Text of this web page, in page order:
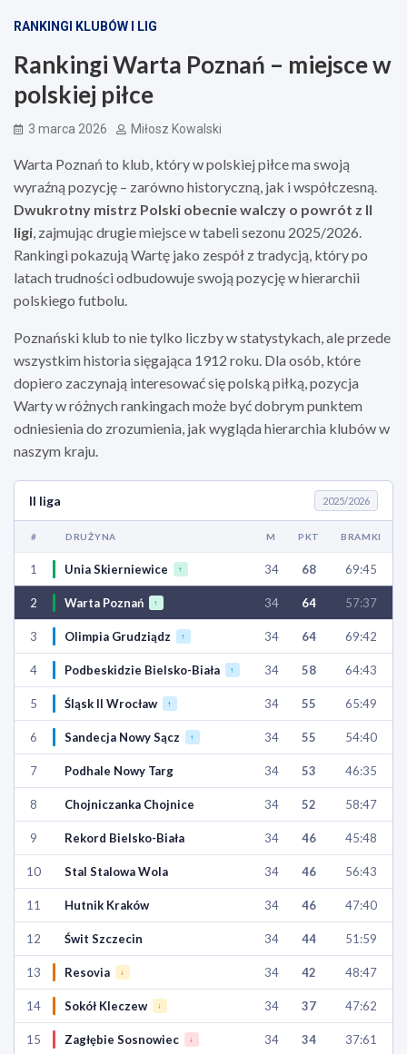
RANKINGI KLUBÓW I LIG
Rankingi Warta Poznań – miejsce w
polskiej piłce
3 marca 2026 Miłosz Kowalski
Warta Poznań to klub, który w polskiej piłce ma swoją
wyraźną pozycję – zarówno historyczną, jak i współczesną.
Dwukrotny mistrz Polski obecnie walczy o powrót z II
ligi, zajmując drugie miejsce w tabeli sezonu 2025/2026.
Rankingi pokazują Wartę jako zespół z tradycją, który po
latach trudności odbudowuje swoją pozycję w hierarchii
polskiego futbolu.
Poznański klub to nie tylko liczby w statystykach, ale przede
wszystkim historia sięgająca 1912 roku. Dla osób, które
dopiero zaczynają interesować się polską piłką, pozycja
Warty w różnych rankingach może być dobrym punktem
odniesienia do zrozumienia, jak wygląda hierarchia klubów w
naszym kraju.
II liga 2025/2026
# DRUŻYNA M PKT BRAMKI
1 Unia Skierniewice ↑ 34 68 69:45
2 Warta Poznań ↑ 34 64 57:37
3 Olimpia Grudziądz ↑ 34 64 69:42
4 Podbeskidzie Bielsko-Biała ↑ 34 58 64:43
5 Śląsk II Wrocław ↑ 34 55 65:49
6 Sandecja Nowy Sącz ↑ 34 55 54:40
7 Podhale Nowy Targ 34 53 46:35
8 Chojniczanka Chojnice 34 52 58:47
9 Rekord Bielsko-Biała 34 46 45:48
10 Stal Stalowa Wola 34 46 56:43
11 Hutnik Kraków 34 46 47:40
12 Świt Szczecin 34 44 51:59
13 Resovia ↓ 34 42 48:47
14 Sokół Kleczew ↓ 34 37 47:62
15 Zagłębie Sosnowiec ↓ 34 34 37:61